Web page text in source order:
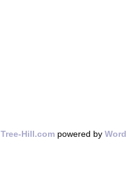
Tree-Hill.compowered by